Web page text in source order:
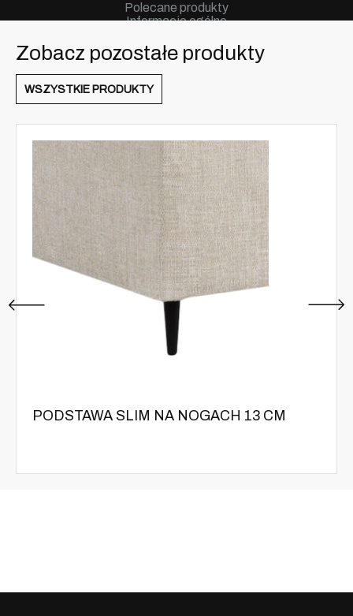
Polecane produkty
Informacje ogólne
Zobacz pozostałe produkty
WSZYSTKIE PRODUKTY
PODSTAWA SLIM NA NOGACH 13 CM